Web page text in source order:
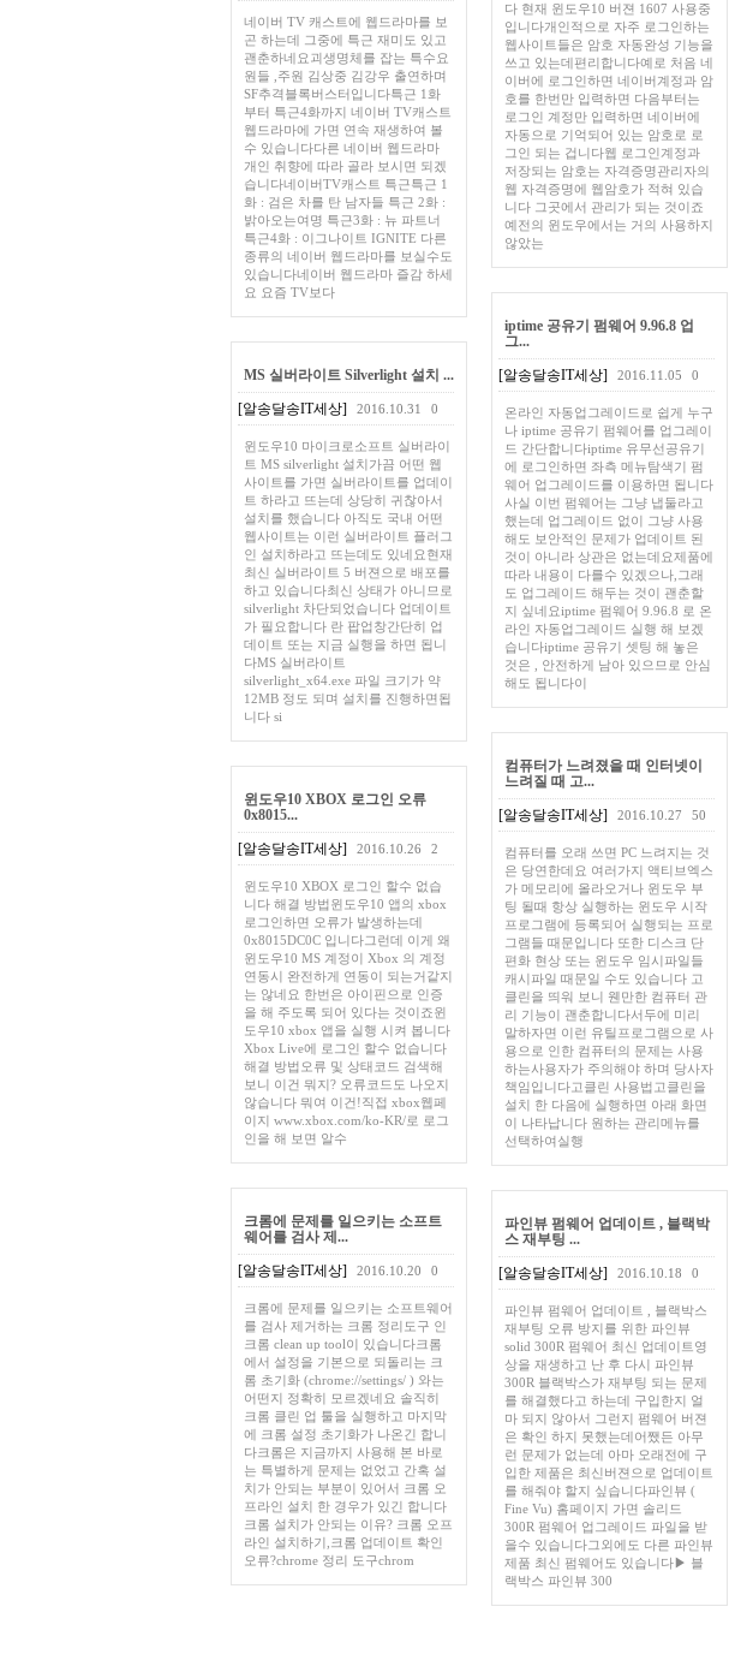
다 현재 윈도우10 버젼 1607 사용중
입니다개인적으로 자주 로그인하는
웹사이트들은 암호 자동완성 기능을
쓰고 있는데편리합니다예로 처음 네
이버에 로그인하면 네이버계정과 암
호를 한번만 입력하면 다음부터는
로그인 계정만 입력하면 네이버에
자동으로 기억되어 있는 암호로 로
그인 되는 겁니다웹 로그인계정과
저장되는 암호는 자격증명관리자의
웹 자격증명에 웹암호가 적혀 있습
니다 그곳에서 관리가 되는 것이죠
예전의 윈도우에서는 거의 사용하지
않았는
네이버 TV 캐스트에 웹드라마를 보
곤 하는데 그중에 특근 재미도 있고
괜춘하네요괴생명체를 잡는 특수요
원들 ,주원 김상중 김강우 출연하며
SF추격블록버스터입니다특근 1화
부터 특근4화까지 네이버 TV캐스트
웹드라마에 가면 연속 재생하여 볼
수 있습니다다른 네이버 웹드라마
개인 취향에 따라 골라 보시면 되겠
습니다네이버TV캐스트 특근특근 1
화 : 검은 차를 탄 남자들 특근 2화 :
밝아오는여명 특근3화 : 뉴 파트너
특근4화 : 이그나이트 IGNITE 다른
종류의 네이버 웹드라마를 보실수도
있습니다네이버 웹드라마 즐감 하세
요 요즘 TV보다
iptime 공유기 펌웨어 9.96.8 업
그...
[알송달송IT세상]
2016.11.05 0
온라인 자동업그레이드로 쉽게 누구
나 iptime 공유기 펌웨어를 업그레이
드 간단합니다iptime 유무선공유기
에 로그인하면 좌측 메뉴탐색기 펌
웨어 업그레이드를 이용하면 됩니다
사실 이번 펌웨어는 그냥 냅둘라고
했는데 업그레이드 없이 그냥 사용
해도 보안적인 문제가 업데이트 된
것이 아니라 상관은 없는데요제품에
따라 내용이 다를수 있겠으나,그래
도 업그레이드 해두는 것이 괜춘할
지 싶네요iptime 펌웨어 9.96.8 로 온
라인 자동업그레이드 실행 해 보겠
습니다iptime 공유기 셋팅 해 놓은
것은 , 안전하게 남아 있으므로 안심
해도 됩니다이
MS 실버라이트 Silverlight 설치 ...
[알송달송IT세상]
2016.10.31 0
윈도우10 마이크로소프트 실버라이
트 MS silverlight 설치가끔 어떤 웹
사이트를 가면 실버라이트를 업데이
트 하라고 뜨는데 상당히 귀찮아서
설치를 했습니다 아직도 국내 어떤
웹사이트는 이런 실버라이트 플러그
인 설치하라고 뜨는데도 있네요현재
최신 실버라이트 5 버젼으로 배포를
하고 있습니다최신 상태가 아니므로
silverlight 차단되었습니다 업데이트
가 필요합니다 란 팝업창간단히 업
데이트 또는 지금 실행을 하면 됩니
다MS 실버라이트
silverlight_x64.exe 파일 크기가 약
12MB 정도 되며 설치를 진행하면됩
니다 si
컴퓨터가 느려졌을 때 인터넷이
느려질 때 고...
[알송달송IT세상]
2016.10.27 50
컴퓨터를 오래 쓰면 PC 느려지는 것
은 당연한데요 여러가지 액티브엑스
가 메모리에 올라오거나 윈도우 부
팅 될때 항상 실행하는 윈도우 시작
프로그램에 등록되어 실행되는 프로
그램들 때문입니다 또한 디스크 단
편화 현상 또는 윈도우 임시파일들
캐시파일 때문일 수도 있습니다 고
클린을 띄워 보니 웬만한 컴퓨터 관
리 기능이 괜춘합니다서두에 미리
말하자면 이런 유틸프로그램으로 사
용으로 인한 컴퓨터의 문제는 사용
하는사용자가 주의해야 하며 당사자
책임입니다고클린 사용법고클린을
설치 한 다음에 실행하면 아래 화면
이 나타납니다 원하는 관리메뉴를
선택하여실행
윈도우10 XBOX 로그인 오류
0x8015...
[알송달송IT세상]
2016.10.26 2
윈도우10 XBOX 로그인 할수 없습
니다 해결 방법윈도우10 앱의 xbox
로그인하면 오류가 발생하는데
0x8015DC0C 입니다그런데 이게 왜
윈도우10 MS 계정이 Xbox 의 계정
연동시 완전하게 연동이 되는거같지
는 않네요 한번은 아이핀으로 인증
을 해 주도록 되어 있다는 것이죠윈
도우10 xbox 앱을 실행 시켜 봅니다
Xbox Live에 로그인 할수 없습니다
해결 방법오류 및 상태코드 검색해
보니 이건 뭐지? 오류코드도 나오지
않습니다 뭐여 이건!직접 xbox웹페
이지 www.xbox.com/ko-KR/로 로그
인을 해 보면 알수
크롬에 문제를 일으키는 소프트
웨어를 검사 제...
[알송달송IT세상]
2016.10.20 0
크롬에 문제를 일으키는 소프트웨어
를 검사 제거하는 크롬 정리도구 인
크롬 clean up tool이 있습니다크롬
에서 설정을 기본으로 되돌리는 크
롬 초기화 (chrome://settings/ ) 와는
어떤지 정확히 모르겠네요 솔직히
크롬 클린 업 툴을 실행하고 마지막
에 크롬 설정 초기화가 나온긴 합니
다크롬은 지금까지 사용해 본 바로
는 특별하게 문제는 없었고 간혹 설
치가 안되는 부분이 있어서 크롬 오
프라인 설치 한 경우가 있긴 합니다
크롬 설치가 안되는 이유? 크롬 오프
라인 설치하기,크롬 업데이트 확인
오류?chrome 정리 도구chrom
파인뷰 펌웨어 업데이트 , 블랙박
스 재부팅 ...
[알송달송IT세상]
2016.10.18 0
파인뷰 펌웨어 업데이트 , 블랙박스
재부팅 오류 방지를 위한 파인뷰
solid 300R 펌웨어 최신 업데이트영
상을 재생하고 난 후 다시 파인뷰
300R 블랙박스가 재부팅 되는 문제
를 해결했다고 하는데 구입한지 얼
마 되지 않아서 그런지 펌웨어 버젼
은 확인 하지 못했는데어쨌든 아무
런 문제가 없는데 아마 오래전에 구
입한 제품은 최신버젼으로 업데이트
를 해줘야 할지 싶습니다파인뷰 (
Fine Vu) 홈페이지 가면 솔리드
300R 펌웨어 업그레이드 파일을 받
을수 있습니다그외에도 다른 파인뷰
제품 최신 펌웨어도 있습니다▶ 블
랙박스 파인뷰 300